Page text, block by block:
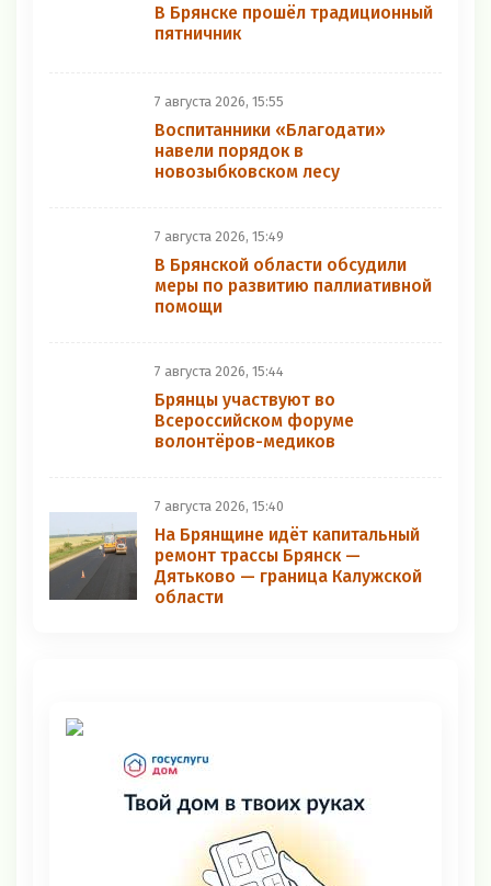
В Брянске прошёл традиционный
пятничник
7 августа 2026, 15:55
Воспитанники «Благодати»
навели порядок в
новозыбковском лесу
7 августа 2026, 15:49
В Брянской области обсудили
меры по развитию паллиативной
помощи
7 августа 2026, 15:44
Брянцы участвуют во
Всероссийском форуме
волонтёров-медиков
7 августа 2026, 15:40
На Брянщине идёт капитальный
ремонт трассы Брянск —
Дятьково — граница Калужской
области